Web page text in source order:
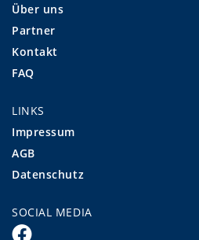
Über uns
Partner
Kontakt
FAQ
LINKS
Impressum
AGB
Datenschutz
SOCIAL MEDIA